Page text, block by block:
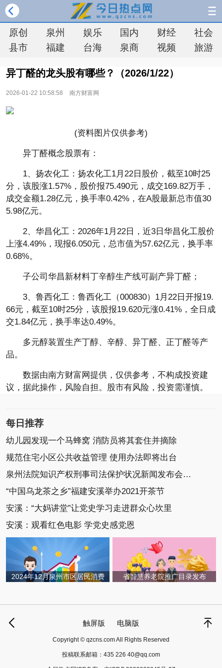
原创 泉州 娱乐 国内 财经
社会
县市
福建 台海 泉商 视频 旅游
异丁醛的龙头股有哪些？（2026/1/22）
2026-01-22 10:58:58 南方财富网
(资料图片仅供参考)
异丁醛概念股票有：
1、扬农化工：扬农化工1月22日股价，截至10时25
分，该股涨1.57%，股价报75.490元，成交169.82万手，
成交金额1.28亿元，换手率0.42%，在A股最新总市值30
5.98亿元。
2、华昌化工：2026年1月22日，近3日华昌化工股价
上涨4.49%，现报6.050元，总市值为57.62亿元，换手率
0.68%。
子公司华昌新材料丁辛醇生产线可副产异丁醛；
3、鲁西化工：鲁西化工（000830）1月22日开报19.
66元，截至10时25分，该股报19.620元涨0.41%，全日成
交1.84亿元，换手率达0.49%。
多元醇装置生产丁醇、辛醇、异丁醛、正丁醛等产
品。
数据由南方财富网提供，仅供参考，不构成投资建
议，据此操作，风险自担。股市有风险，投资需谨慎。
每日推荐
幼儿园发现一个马蜂窝 消防员将其套住并摘除
规范住宅小区公共收益管理 使用办法即将出台
泉州法院知识产权刑事司法保护状况新闻发布会召开
“中国乌龙茶之乡”福建安溪举办2021开茶节
安溪：“大妈讲堂”让党史学习走进群众心坎里
安溪：观看红色电影 学党史感党恩
2024年12月泉州市区居民消费 省智慧养老院推广目录发布
触屏版 电脑版
Copyright © qzcns.com All Rights Reserved
投稿联系邮箱： 435 226 40@qq.com